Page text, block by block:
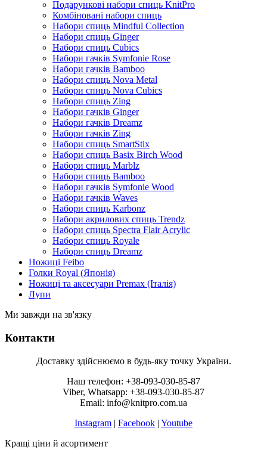
Подарункові набори спиць KnitPro
Комбіновані набори спиць
Набори спиць Mindful Collection
Набори спиць Ginger
Набори спиць Cubics
Набори гачків Symfonie Rose
Набори гачків Bamboo
Набори спиць Nova Metal
Набори спиць Nova Cubics
Набори спиць Zing
Набори гачків Ginger
Набори гачків Dreamz
Набори гачків Zing
Набори спиць SmartStix
Набори спиць Basix Birch Wood
Набори спиць Marblz
Набори спиць Bamboo
Набори гачків Symfonie Wood
Набори гачків Waves
Набори спиць Karbonz
Набори акрилових спиць Trendz
Набори спиць Spectra Flair Acrylic
Набори спиць Royale
Набори спиць Dreamz
Ножиці Feibo
Голки Royal (Японія)
Ножиці та аксесуари Premax (Італія)
Лупи
Ми завжди на зв'язку
Контакти
Доставку здійснюємо в будь-яку точку України.
Наш телефон: +38-093-030-85-87
Viber, Whatsapp: +38-093-030-85-87
Email: info@knitpro.com.ua
Instagram | Facebook | Youtube
Кращі ціни й асортимент